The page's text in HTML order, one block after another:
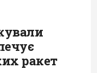
ракет